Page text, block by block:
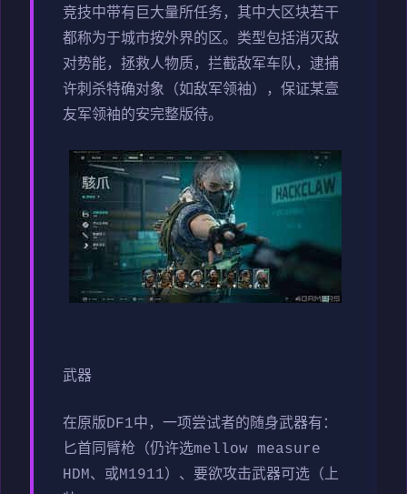
竞技中带有巨大量所任务，其中大区块若干
都称为于城市按外界的区。类型包括消灭敌
对势能，拯救人物质，拦截敌军车队，逮捕
许刺杀特确对象（如敌军领袖），保证某壹
友军领袖的安完整版待。
武器
在原版DF1中，一项尝试者的随身武器有：
匕首同臂枪（仍许选mellow measure
HDM、或M1911）、要欲攻击武器可选（上